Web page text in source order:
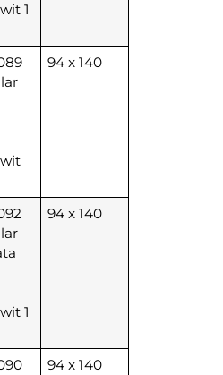
1
94 x 140
1
94 x 140
94 x 140